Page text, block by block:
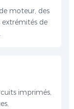
moteur, des
de
imprimés,